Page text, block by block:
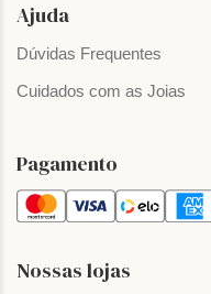
Ajuda
Dúvidas Frequentes
Cuidados com as Joias
Pagamento
Nossas lojas